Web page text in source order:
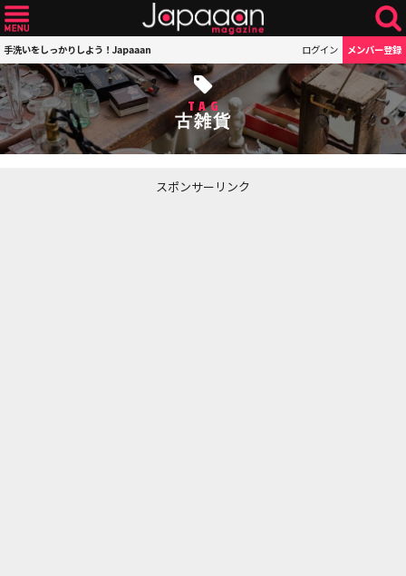
手洗いをしっかりしよう！Japaaan ログイン メンバー登録
TAG
古雑貨
スポンサーリンク